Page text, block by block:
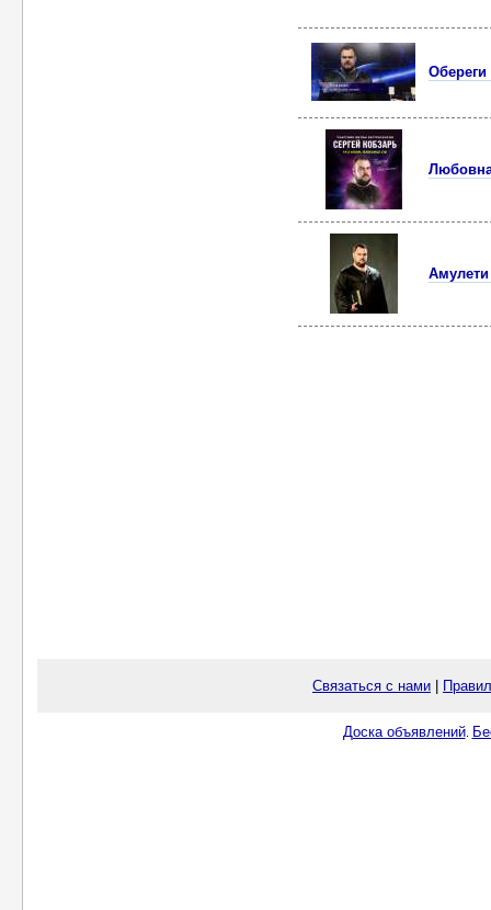
Обереги
Любовна
Амулети
Связаться с нами
Доска объявлений.